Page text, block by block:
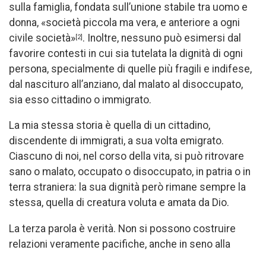
sulla famiglia, fondata sull’unione stabile tra uomo e
donna, «società piccola ma vera, e anteriore a ogni
civile società»[2] . Inoltre, nessuno può esimersi dal
favorire contesti in cui sia tutelata la dignità di ogni
persona, specialmente di quelle più fragili e indifese,
dal nascituro all’anziano, dal malato al disoccupato,
sia esso cittadino o immigrato.
La mia stessa storia è quella di un cittadino,
discendente di immigrati, a sua volta emigrato.
Ciascuno di noi, nel corso della vita, si può ritrovare
sano o malato, occupato o disoccupato, in patria o in
terra straniera: la sua dignità però rimane sempre la
stessa, quella di creatura voluta e amata da Dio.
La terza parola è verità. Non si possono costruire
relazioni veramente pacifiche, anche in seno alla